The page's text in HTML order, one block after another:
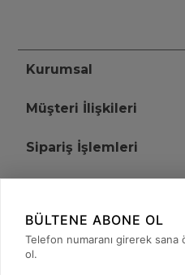
Kurumsal
Müşteri İlişkileri
Sipariş İşlemleri
+90 (850)
BÜLTENE ABONE OL
Telefon numaranı girerek
ol.